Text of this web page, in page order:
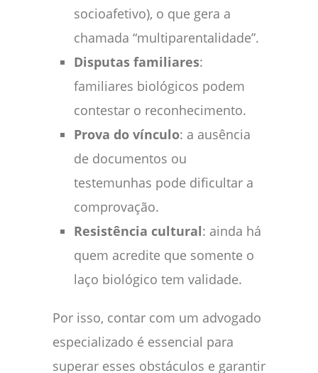
socioafetivo), o que gera a
chamada “multiparentalidade”.
Disputas familiares:
familiares biológicos podem
contestar o reconhecimento.
Prova do vínculo: a ausência
de documentos ou
testemunhas pode dificultar a
comprovação.
Resistência cultural: ainda há
quem acredite que somente o
laço biológico tem validade.
Por isso, contar com um advogado
especializado é essencial para
superar esses obstáculos e garantir